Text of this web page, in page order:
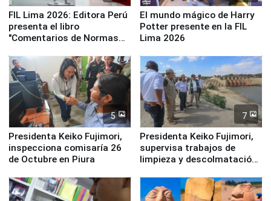
FIL Lima 2026: Editora Perú
presenta el libro
"Comentarios de Normas
Derecho Colectivo"
El mundo mágico de Harry
Potter presente en la FIL
Lima 2026
5
Presidenta Keiko Fujimori,
inspecciona comisaría 26
de Octubre en Piura
7
Presidenta Keiko Fujimori,
supervisa trabajos de
limpieza y descolmatación